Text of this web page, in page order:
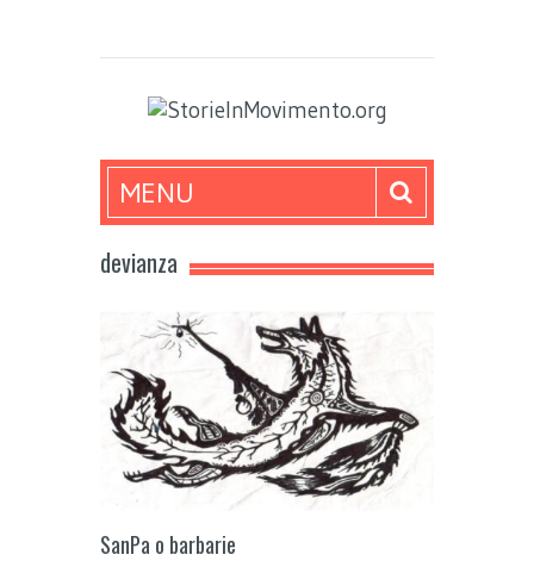
MENU
devianza
SanPa o barbarie